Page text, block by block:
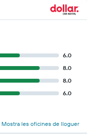
6.0
8.0
8.0
6.0
Mostra les oficines de lloguer